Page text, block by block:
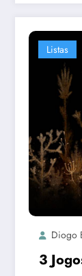
Listas
Diogo
3